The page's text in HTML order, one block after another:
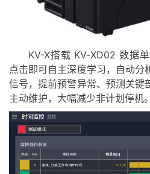
KV-X搭载 KV‑XD02 数据
点击即可自主深度学习，自动分
信号，提前预警异常、预测关键
主动维护，大幅减少非计划停机。